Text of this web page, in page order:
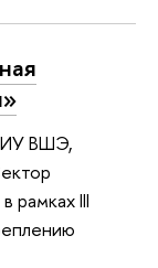
ВШЭ,
рамках III